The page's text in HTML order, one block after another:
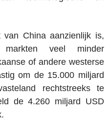
China aanzienlijk is,
veel minder
of andere westerse
om de 15.000 miljard
rechtstreeks te
de 4.260 miljard USD